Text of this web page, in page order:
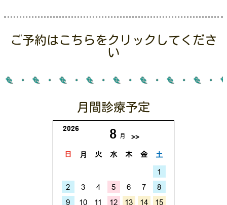
ご予約はこちらをクリックしてくださ
い
月間診療予定